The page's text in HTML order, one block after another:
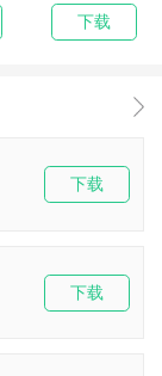
下载
下载
下载